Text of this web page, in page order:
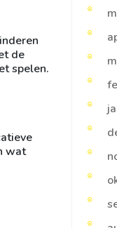
de
spelen.
wat